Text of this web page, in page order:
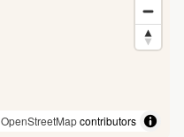
OpenStreetMapcontributors